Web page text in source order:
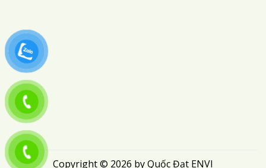
Copyright © 2026 by Quốc Đạt ENVI